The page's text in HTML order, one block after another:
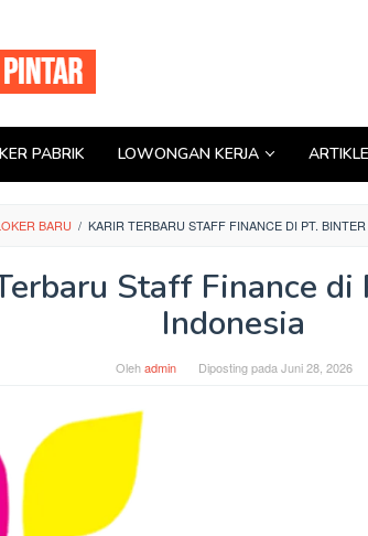
PABRIK LOWONGAN KERJA ARTIKLE
BARU / KARIR TERBARU STAFF FINANCE DI PT.
Staff Finance di
Indonesia
Olehadmin Diposting pada Juni 28, 2026